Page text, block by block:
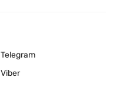
Telegram
Viber